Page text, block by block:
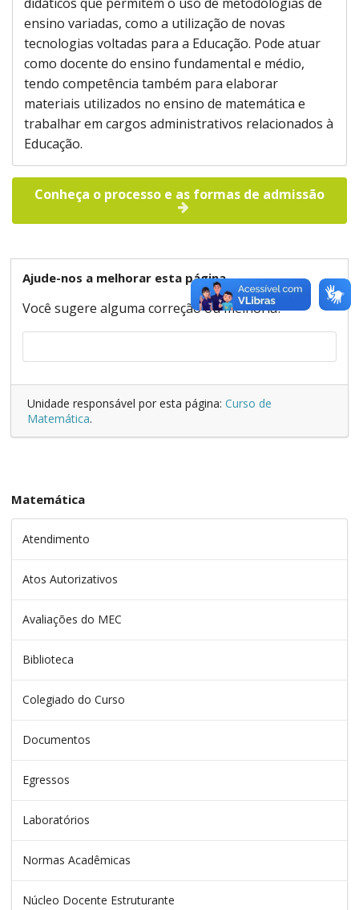
ensino variadas, como a utilização de novas
tecnologias voltadas para a Educação. Pode atuar
como docente do ensino fundamental e médio,
tendo competência também para elaborar
materiais utilizados no ensino de matemática e
trabalhar em cargos administrativos relacionados à
Educação.
Conheça o processo e as formas de admissão
Ajude-nos a melhorar esta página
Você sugere alguma correção ou melhoria?
Unidade responsável por esta página: Curso de
Matemática.
Matemática
Atendimento
Atos Autorizativos
Avaliações do MEC
Biblioteca
Colegiado do Curso
Documentos
Egressos
Laboratórios
Normas Acadêmicas
Núcleo Docente Estruturante